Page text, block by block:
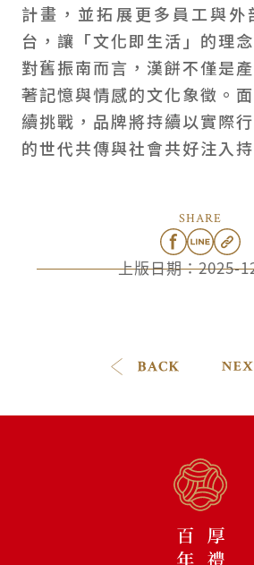
計畫，並拓展更多員工與外
台，讓「文化即生活」的理
對舊振南而言，漢餅不僅是
著記憶與情感的文化象徵。
續挑戰，品牌將持續以實際
的世代共傳與社會共好注入
上版日期：2025-
SHARE